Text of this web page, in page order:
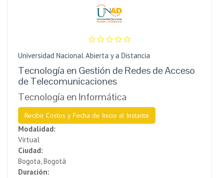
Universidad Nacional Abierta y a Distancia
Tecnología en Gestión de Redes de Acceso
de Telecomunicaciones
Tecnología en Informática
Recibir Costos y Fecha de Inicio al Instante
Modalidad:
Virtual
Ciudad:
Bogota, Bogotá
Duración: